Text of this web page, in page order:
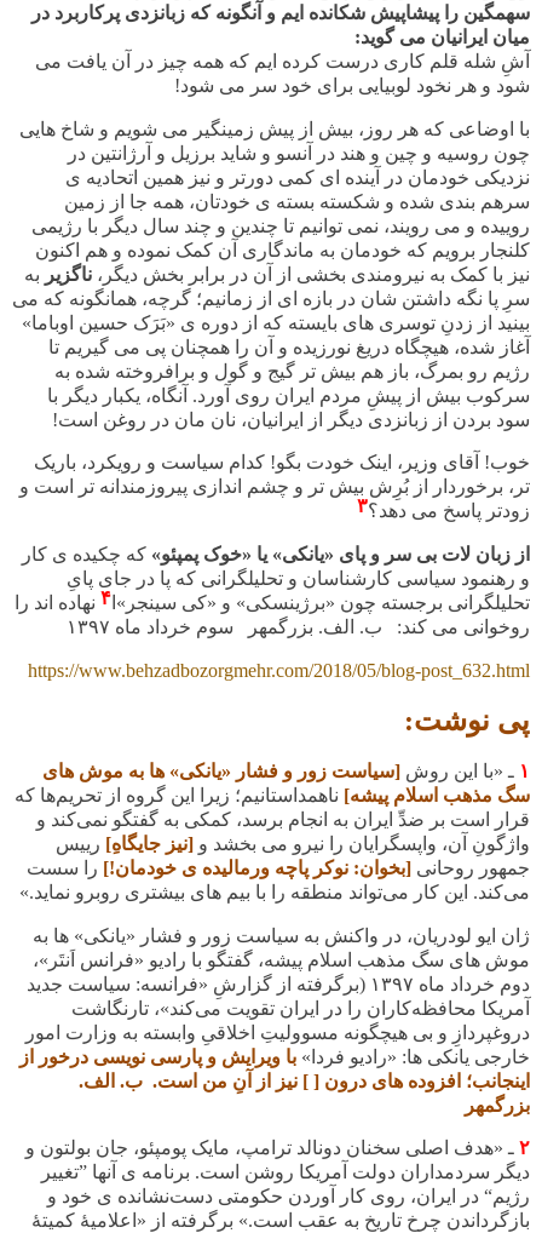
سهمگین را پیشاپیش شکانده ایم و آنگونه که زبانزدی پرکاربرد در
میان ایرانیان می گوید:
آشِ شله قلم کاری درست کرده ایم که همه چیز در آن یافت می
شود و هر نخود لوبیایی برای خود سر می شود!
با اوضاعی که هر روز، بیش از پیش زمینگیر می شویم و شاخ هایی
چون روسیه و چین و هند در آنسو و شاید برزیل و آرژانتین در
نزدیکی خودمان در آینده ای کمی دورتر و نیز همین اتحادیه ی
سرهم بندی شده و شکسته بسته ی خودتان، همه جا از زمین
روییده و می رویند، نمی توانیم تا چندین و چند سال دیگر با رژیمی
کلنجار برویم که خودمان به ماندگاری آن کمک نموده و هم اکنون
نیز با کمک به نیرومندی بخشی از آن در برابر بخش دیگر، ناگزیر به
سرِ پا نگه داشتن شان در بازه ای از زمانیم؛ گرچه، همانگونه که می
بینید از زدنِ توسری های بایسته که از دوره ی «بَرَک حسین اوباما»
آغاز شده، هیچگاه دریغ نورزیده و آن را همچنان پی می گیریم تا
رژیم رو بمرگ، باز هم بیش تر گیج و گول و برافروخته شده به
سرکوب بیش از پیشِ مردم ایران روی آورد. آنگاه، یکبار دیگر با
سود بردن از زبانزدی دیگر از ایرانیان، نان مان در روغن است!
خوب! آقای وزیر، اینک خودت بگو! کدام سیاست و رویکرد، باریک
تر، برخوردار از بُرِش بیش تر و چشم اندازی پیروزمندانه تر است و
زودتر پاسخ می دهد؟۳
از زبان لات بی سر و پای «یانکی» یا «خوک پمپئو» که چکیده ی کار
و رهنمود سیاسی کارشناسان و تحلیلگرانی که پا در جای پایِ
تحلیلگرانی برجسته چون «برژینسکی» و «کی سینجر»ا ۴ نهاده اند را
روخوانی می کند: ب. الف. بزرگمهر سوم خرداد ماه ۱۳۹۷
https://www.behzadbozorgmehr.com/2018/05/blog-post_632.html
پی نوشت:
۱ ـ «با این روش [سیاست زور و فشار «یانکی» ها به موش های
سگ مذهب اسلام پیشه] ناهمداستانیم؛ زیرا این گروه از تحریم‌ها که
قرار است بر ضدِّ ایران به انجام برسد، کمکی به گفتگو نمی‌کند و
واژگونِ آن، واپسگرایان را نیرو می‌ بخشد و [نیز جایگاهِ] رییس
جمهور روحانی [بخوان: نوکر پاچه ورمالیده ی خودمان!] را سست
می‌کند. این کار می‌تواند منطقه را با بیم های بیشتری روبرو نماید.
»
ژان ایو لودریان، در واکنش به سیاست زور و فشار «یانکی» ها به
موش های سگ مذهب اسلام پیشه، گفتگو با رادیو «فرانس اَنتَر»،
دوم خرداد ماه ۱۳۹۷ (برگرفته از گزارشِ «فرانسه: سیاست جدید
آمریکا محافظه‌کاران را در ایران تقویت می‌کند»، تارنگاشت
دروغپردازِ و بی هیچگونه مسوولیتِ اخلاقیِ وابسته به وزارت امور
خارجی یانکی ها: «رادیو فردا» با ویرایش و پارسی نویسی درخور از
اینجانب؛ افزوده های درون [ ] نیز از آنِ من است. ب. الف.
بزرگمهر
۲ ـ «هدف اصلی سخنان دونالد ترامپ، مایک پومپئو، جان بولتون و
دیگر سردمداران دولت آمریکا روشن است. برنامه ی آنها ”تغییر
رژیم“ در ایران، روی کار آوردن حکومتی دست‌نشانده ی خود و
بازگرداندن چرخ تاریخ به عقب است.» برگرفته از «اعلامیۀ کمیتۀ